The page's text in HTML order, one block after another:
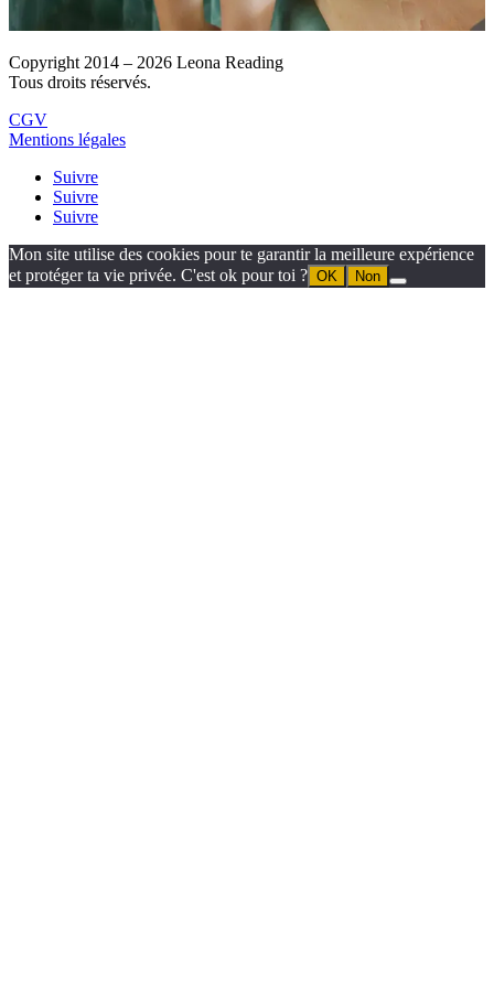
Copyright 2014 – 2026 Leona Reading
Tous droits réservés.
CGV
Mentions légales
Suivre
Suivre
Suivre
Mon site utilise des cookies pour te garantir la meilleure expérience
et protéger ta vie privée. C'est ok pour toi ? OK Non